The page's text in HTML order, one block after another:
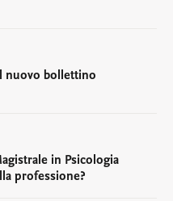
nuovo bollettino
in Psicologia
professione?